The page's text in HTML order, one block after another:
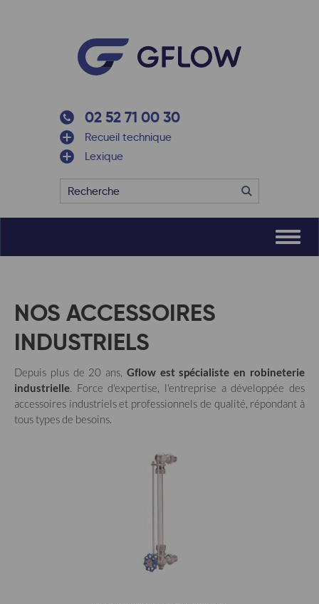
02 52 71 00 30
Recueil technique
Lexique
NOS ACCESSOIRES
INDUSTRIELS
Depuis plus de 20 ans, Gflow est spécialiste en robineterie
industrielle. Force d'expertise, l'entreprise a développée des
accessoires industriels et professionnels de qualité, répondant à
tous types de besoins.